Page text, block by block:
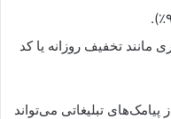
تخفیف روزانه یا کد
تبلیغاتی می‌تواند